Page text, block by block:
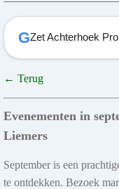
GZet Achterhoek
← Terug
Evenementen in
Liemers
September is een
te ontdekken. Bezoek